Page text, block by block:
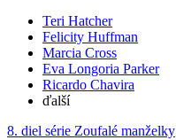
Teri Hatcher
Felicity Huffman
Marcia Cross
Eva Longoria Parker
Ricardo Chavira
ďalší
8. diel série Zoufalé manželky